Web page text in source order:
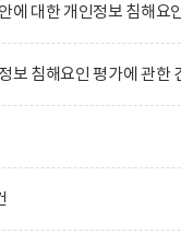
에 대한 개인정보 침해요
보 침해요인 평가에 관한